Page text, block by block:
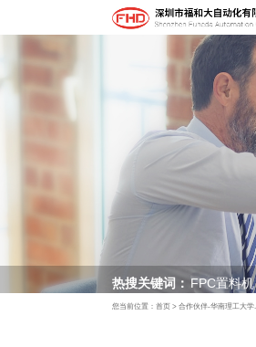
热搜关键词： FPC置料机
您当前位置： 首页>合作伙伴-华南理工大学...